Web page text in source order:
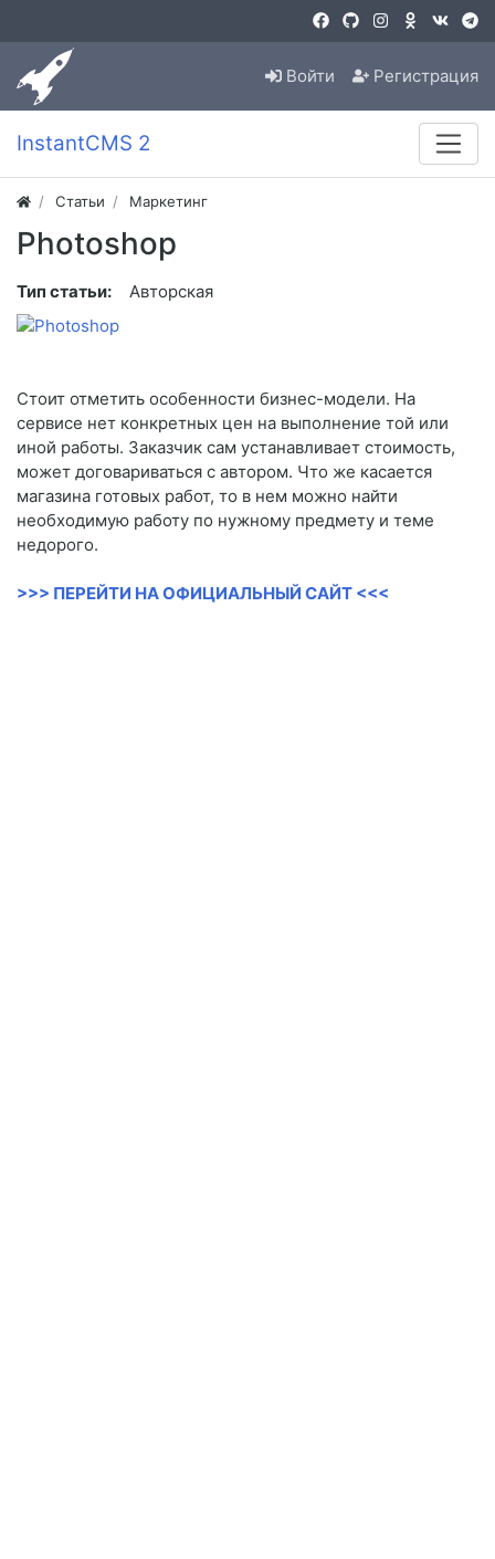
Войти Регистрация
InstantCMS 2
Статьи Маркетинг
Photoshop
Тип статьи: Авторская
Стоит отметить особенности бизнес-модели. На
сервисе нет конкретных цен на выполнение той или
иной работы. Заказчик сам устанавливает стоимость,
может договариваться с автором. Что же касается
магазина готовых работ, то в нем можно найти
необходимую работу по нужному предмету и теме
недорого.
>>> ПЕРЕЙТИ НА ОФИЦИАЛЬНЫЙ САЙТ <<<